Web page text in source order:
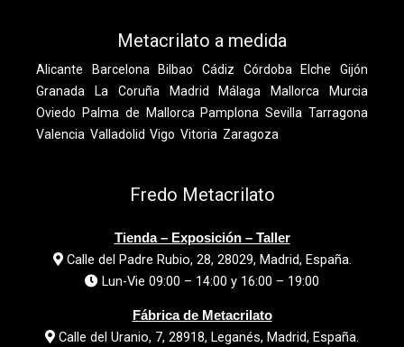
Metacrilato a medida
Alicante Barcelona Bilbao Cádiz Córdoba Elche
Gijón
Granada
La Coruña Madrid Málaga Mallorca
Murcia
Oviedo
Palma de Mallorca Pamplona Sevilla Tarragona
Valencia Valladolid Vigo Vitoria Zaragoza
Fredo Metacrilato
Tienda – Exposición – Taller
Calle del Padre Rubio, 28, 28029, Madrid, España.
Lun-Vie 09:00 – 14:00 y 16:00 – 19:00
Fábrica de Metacrilato
Calle del Uranio, 7, 28918, Leganés, Madrid, España.